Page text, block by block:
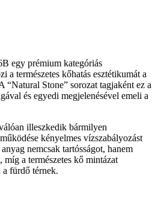
egy prémium kategóriás
a természetes kőhatás esztétikumát a
“Natural Stone” sorozat tagjaként ez a
és egyedi megjelenésével emeli a
illeszkedik bármilyen
kényelmes vízszabályozást
nemcsak tartósságot, hanem
a természetes kő mintázat
a fürdő térnek.